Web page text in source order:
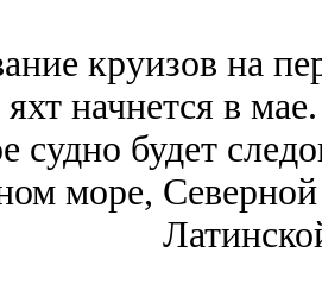
круизов на
начнется в
судно будет
море,